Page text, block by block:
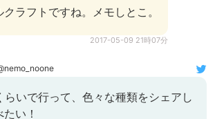
クラフトですね。メモしとこ。
2017-05-09 21時07分
らいで行って、色々な種類をシェアし
い！